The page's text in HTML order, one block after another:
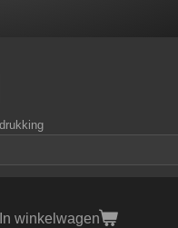
In winkelwagen